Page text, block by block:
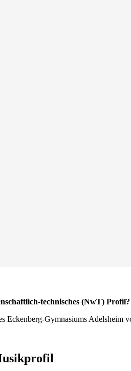
technisches (NwT)
Eckenberg-Gymnasiums Adelsheim